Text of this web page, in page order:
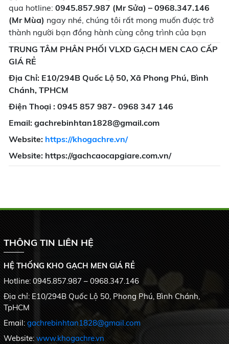
qua hotline: 0945.857.987 (Mr Sửa) – 0968.347.146
(Mr Mùa) ngay nhé, chúng tôi rất mong muốn được trở
thành người bạn đồng hành cùng công trình của bạn
TRUNG TÂM PHÂN PHỐI VLXD GẠCH MEN CAO CẤP
GIÁ RẺ
Địa Chỉ: E10/294B Quốc Lộ 50, Xã Phong Phú, Bình
Chánh, TPHCM
Điện Thoại : 0945 857 987- 0968 347 146
Email: gachrebinhtan1828@gmail.com
Website: https://khogachre.vn/
Website: https://gachcaocapgiare.com.vn/
THÔNG TIN LIÊN HỆ
HỆ THỐNG KHO GẠCH MEN GIÁ RẺ
Hotline: 0945.857.987 – 0968.347.146
Địa chỉ: E10/294B Quốc Lộ 50, Phong Phú, Bình Chánh,
TpHCM
Email: gachrebinhtan1828@gmail.com
Website:www.khogachre.vn